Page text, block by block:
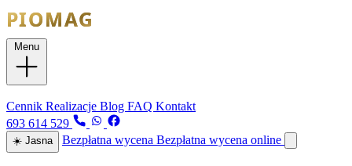
Cennik Realizacje Blog FAQ Kontakt
693 614 529
☀️ Jasna Bezpłatna wycena Bezpłatna wycena online